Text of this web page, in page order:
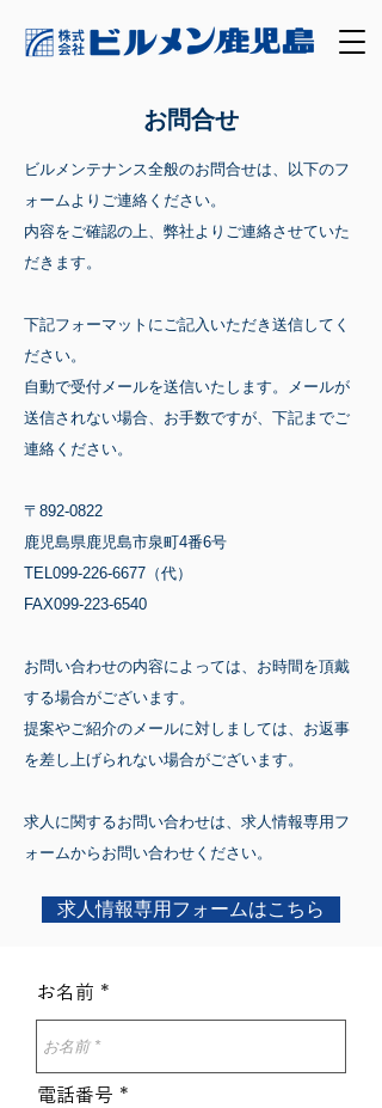
お問合せ
ビルメンテナンス全般のお問合せは、以下のフ
ォームよりご連絡ください。
内容をご確認の上、弊社よりご連絡させていた
だきます。
下記フォーマットにご記入いただき送信してく
ださい。
自動で受付メールを送信いたします。メールが
送信されない場合、お手数ですが、下記までご
連絡ください。
〒892-0822
鹿児島県鹿児島市泉町4番6号
TEL099-226-6677（代）
FAX099-223-6540
お問い合わせの内容によっては、お時間を頂戴
する場合がございます。
提案やご紹介のメールに対しましては、お返事
を差し上げられない場合がございます。
求人に関するお問い合わせは、求人情報専用フ
ォームからお問い合わせください。
求人情報専用フォームはこちら
お名前
電話番号